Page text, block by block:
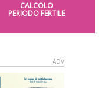
CALCOLO
PERIODO FERTILE